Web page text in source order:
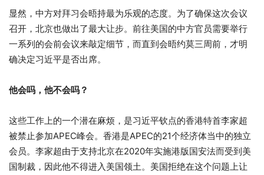
显然，中方对拜习会晤持最为乐观的态度。为了确保这次会议
召开，北京也做出了最大让步。前往美国的中方官员需要举行
一系列的会前会议来敲定细节，而直到会晤约莫三周前，才明
确决定习近平是否出席。
他会吗，他不会吗？
这些工作上的一个潜在麻烦，是习近平钦点的香港特首李家超
被禁止参加APEC峰会。香港是APEC的21个经济体当中的独立
会员。李家超由于支持北京在2020年实施港版国安法而受到美
国制裁，因此他不得进入美国领土。美国拒绝在这个问题上让